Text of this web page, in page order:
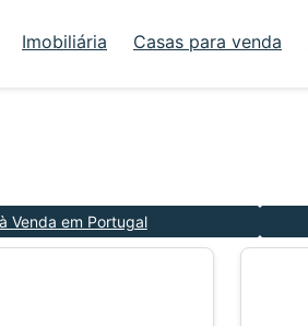
Imobiliária Casas para venda
Venda em Portugal